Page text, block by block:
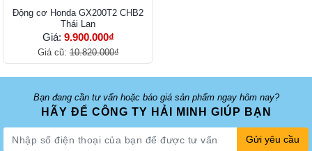
Động cơ Honda GX200T2 CHB2
Thái Lan
Giá: 9.900.000₫
Giá cũ:10.820.000₫
Bạn đang cần tư vấn hoặc báo giá sản phẩm ngay hôm nay?
HÃY ĐỂ CÔNG TY HẢI MINH GIÚP BẠN
Gửi yêu cầu